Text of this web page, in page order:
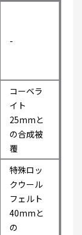
-
コーベラ
イト
25mmと
の合成被
覆
特殊ロッ
クウール
フェルト
40mmと
の